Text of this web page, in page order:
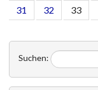
31
32 33
Suchen: